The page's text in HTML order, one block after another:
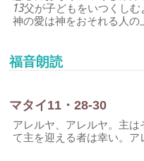
13父が子どもをいつくしむ
神の愛は神をおそれる人の
福音朗読
マタイ11・28-30
アレルヤ、アレルヤ。主
て主を迎える者は幸い。ア